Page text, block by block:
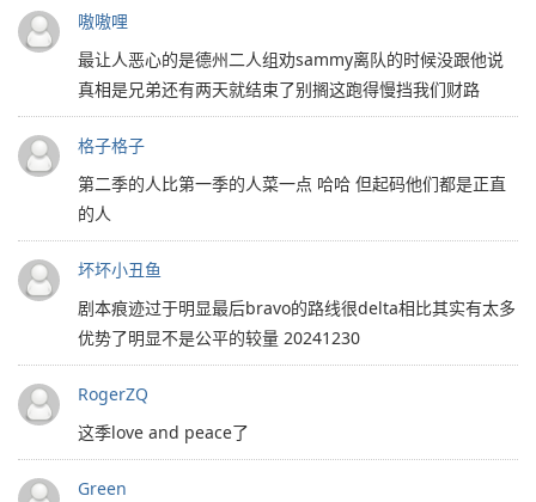
嗷嗷哩
最让人恶心的是德州二人组劝sammy离队的时候没跟他说
真相是兄弟还有两天就结束了别搁这跑得慢挡我们财路
格子格子
第二季的人比第一季的人菜一点 哈哈 但起码他们都是正直
的人
坏坏小丑鱼
剧本痕迹过于明显最后bravo的路线很delta相比其实有太多
优势了明显不是公平的较量 20241230
RogerZQ
这季love and peace了
Green